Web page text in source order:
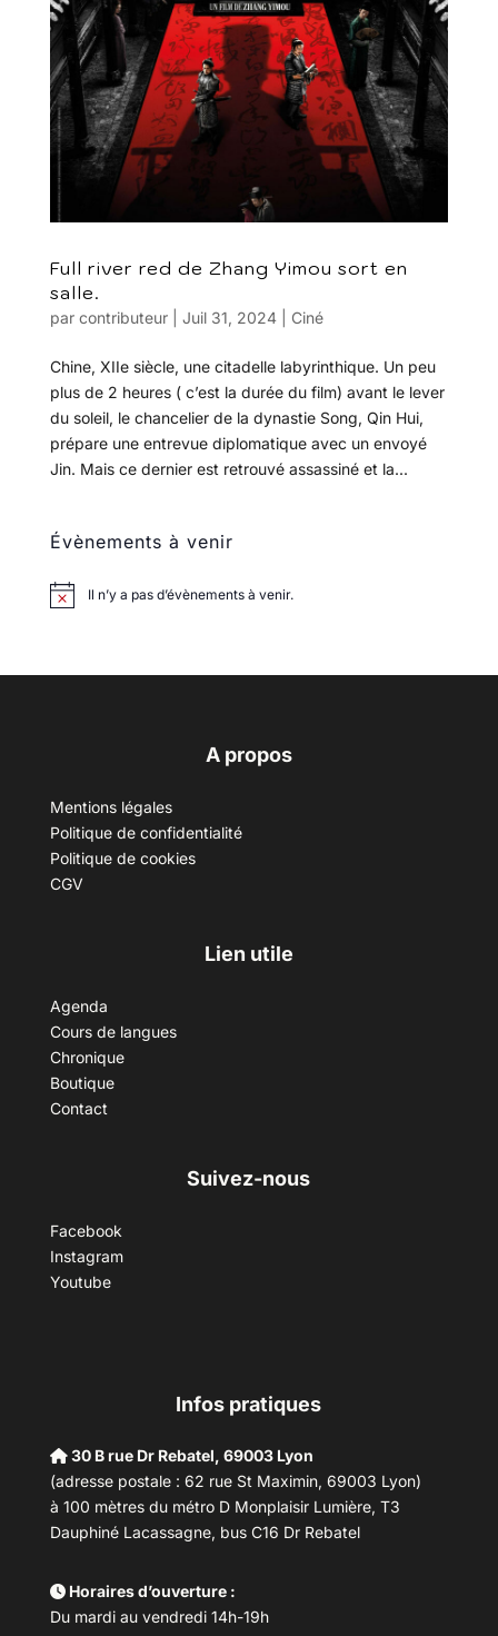
Full river red de Zhang Yimou sort en
salle.
par contributeur| Juil 31, 2024| Ciné
Chine, XIIe siècle, une citadelle labyrinthique. Un peu
plus de 2 heures ( c’est la durée du film) avant le lever
du soleil, le chancelier de la dynastie Song, Qin Hui,
prépare une entrevue diplomatique avec un envoyé
Jin. Mais ce dernier est retrouvé assassiné et la...
Évènements à venir
Il n’y a pas d’évènements à venir.
A propos
Mentions légales
Politique de confidentialité
Politique de cookies
CGV
Lien utile
Agenda
Cours de langues
Chronique
Boutique
Contact
Suivez-nous
Facebook
Instagram
Youtube
Infos pratiques
30 B rue Dr Rebatel, 69003 Lyon
(adresse postale : 62 rue St Maximin, 69003 Lyon)
à 100 mètres du métro D Monplaisir Lumière, T3
Dauphiné Lacassagne, bus C16 Dr Rebatel
Horaires d’ouverture :
Du mardi au vendredi 14h-19h